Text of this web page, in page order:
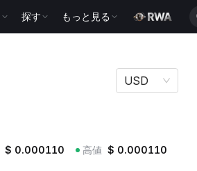
探す もっと見る
USD
$ 0.000110 高値 $ 0.000110